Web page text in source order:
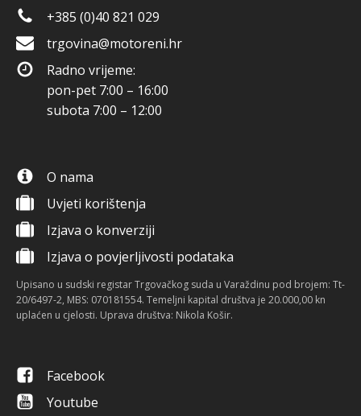
+385 (0)40 821 029
trgovina@motoreni.hr
Radno vrijeme:
pon-pet 7:00 – 16:00
subota 7:00 – 12:00
O nama
Uvjeti korištenja
Izjava o konverziji
Izjava o povjerljivosti podataka
Upisano u sudski registar Trgovačkog suda u Varaždinu pod brojem: Tt-
20/6497-2, MBS: 070181554. Temeljni kapital društva je 20.000,00 kn
uplaćen u cjelosti. Uprava društva: Nikola Košir.
Facebook
Youtube